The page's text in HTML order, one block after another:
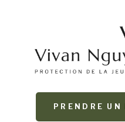
PRENDRE UN